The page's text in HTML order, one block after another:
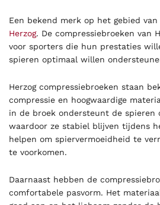
Een bekend merk op het gebied
Herzog. De compressiebroeken van
voor sporters die hun prestaties
spieren optimaal willen
Herzog compressiebroeken staan
compressie en hoogwaardige
in de broek ondersteunt de spieren
waardoor ze stabiel blijven tijdens
helpen om spiervermoeidheid te
te voorkomen.
Daarnaast hebben de
comfortabele pasvorm. Het